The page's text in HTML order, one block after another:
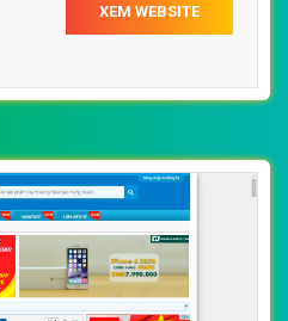
XEM WEBSITE